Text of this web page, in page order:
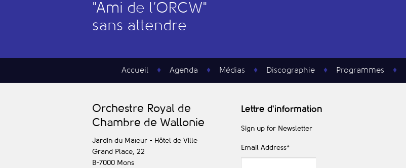
"Ami de l’ORCW"
sans attendre
Accueil Agenda Médias Discographie Programmes
Orchestre Royal de
Chambre de Wallonie
Jardin du Maïeur - Hôtel de Ville
Grand Place, 22
B-7000 Mons
Lettre d'information
Sign up for Newsletter
Email Address*